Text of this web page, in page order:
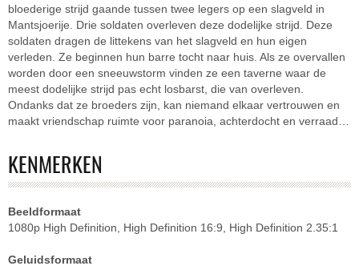
bloederige strijd gaande tussen twee legers op een slagveld in
Mantsjoerije. Drie soldaten overleven deze dodelijke strijd. Deze
soldaten dragen de littekens van het slagveld en hun eigen
verleden. Ze beginnen hun barre tocht naar huis. Als ze overvallen
worden door een sneeuwstorm vinden ze een taverne waar de
meest dodelijke strijd pas echt losbarst, die van overleven.
Ondanks dat ze broeders zijn, kan niemand elkaar vertrouwen en
maakt vriendschap ruimte voor paranoia, achterdocht en verraad…
KENMERKEN
Beeldformaat
1080p High Definition, High Definition 16:9, High Definition 2.35:1
Geluidsformaat